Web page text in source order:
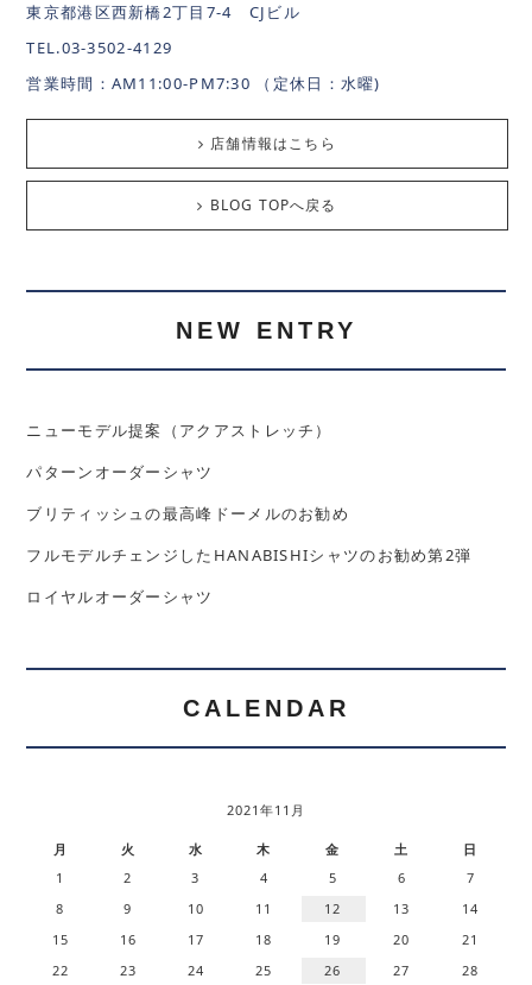
東京都港区西新橋2丁目7-4 CJビル
TEL.03-3502-4129
営業時間：AM11:00-PM7:30 （定休日：水曜)
店舗情報はこちら
BLOG TOPへ戻る
NEW ENTRY
ニューモデル提案（アクアストレッチ）
パターンオーダーシャツ
ブリティッシュの最高峰ドーメルのお勧め
フルモデルチェンジしたHANABISHIシャツのお勧め第2弾
ロイヤルオーダーシャツ
CALENDAR
2021年11月
月 火 水 木 金 土 日
1 2 3 4 5 6
7
8
9 10 11 12 13
14
15
16 17 18 19 20
21
22
23 24 25 26 27
28